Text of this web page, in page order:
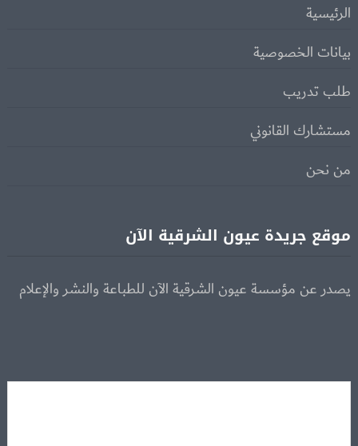
الرئيسية
بيانات الخصوصية
طلب تدريب
مستشارك القانوني
من نحن
موقع جريدة عيون الشرقية الآن
يصدر عن مؤسسة عيون الشرقية الآن للطباعة والنشر والإعلام